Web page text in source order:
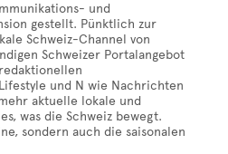
und
gestellt. Pünktlich zur
Schweiz-Channel von
Schweizer Portalangebot
und N wie Nachrichten
aktuelle lokale und
was die Schweiz bewegt.
sondern auch die saisonalen